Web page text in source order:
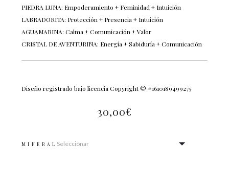
PIEDRA LUNA: Empoderamiento + Feminidad + Intuición
LABRADORITA: Protección + Presencia + Intuición
AGUAMARINA: Calma + Comunicación + Valor
CRISTAL DE AVENTURINA: Energía + Sabiduría + Comunicación
Diseño registrado bajo licencia Copyright © #1610189499275
30,00€
MINERAL